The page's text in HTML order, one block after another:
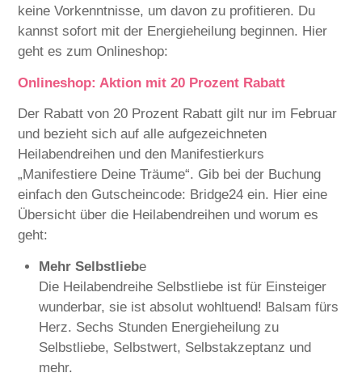
keine Vorkenntnisse, um davon zu profitieren. Du
kannst sofort mit der Energieheilung beginnen. Hier
geht es zum Onlineshop:
Onlineshop: Aktion mit 20 Prozent Rabatt
Der Rabatt von 20 Prozent Rabatt gilt nur im Februar
und bezieht sich auf alle aufgezeichneten
Heilabendreihen und den Manifestierkurs
„Manifestiere Deine Träume“. Gib bei der Buchung
einfach den Gutscheincode: Bridge24 ein. Hier eine
Übersicht über die Heilabendreihen und worum es
geht:
Mehr Selbstliebe
Die Heilabendreihe Selbstliebe ist für Einsteiger
wunderbar, sie ist absolut wohltuend! Balsam fürs
Herz. Sechs Stunden Energieheilung zu
Selbstliebe, Selbstwert, Selbstakzeptanz und
mehr.